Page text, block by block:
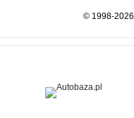
© 1998-2026